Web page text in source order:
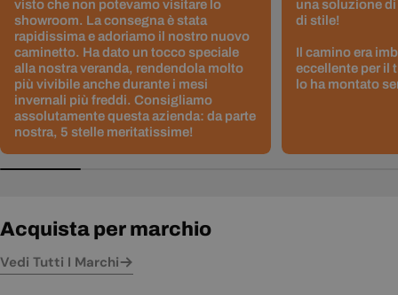
visto che non potevamo visitare lo
showroom. La consegna è stata
rapidissima e adoriamo il nostro nuovo
caminetto. Ha dato un tocco speciale
alla nostra veranda, rendendola molto
più vivibile anche durante i mesi
invernali più freddi. Consigliamo
assolutamente questa azienda: da parte
nostra, 5 stelle meritatissime!
una soluzione
di stile!
Il camino era
eccellente per il
lo ha montato
Acquista per marchio
Vedi Tutti I Marchi